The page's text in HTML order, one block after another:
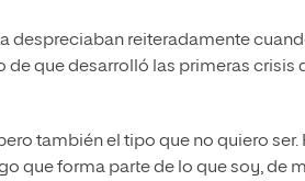
despreciaban reiteradamente
de que desarrolló las primeras crisis
también el tipo que no quiero ser.
que forma parte de lo que soy, de